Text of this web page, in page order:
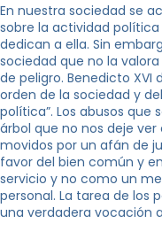
En nuestra sociedad se
sobre la actividad
dedican a ella. Sin
sociedad que no la
de peligro. Benedicto XVI
orden de la sociedad y
política”. Los abusos que
árbol que no nos deje
movidos por un afán de
favor del bien común y
servicio y no como un
personal. La tarea de los
una verdadera vocación